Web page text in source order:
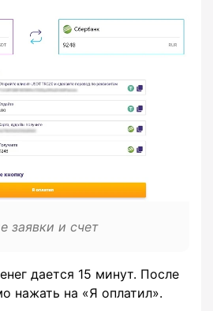
заявки и счет
дается 15 минут. После
нажать на «Я оплатил».